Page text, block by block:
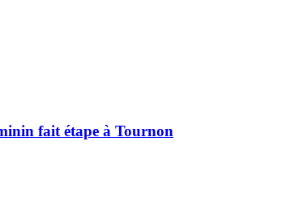
fait étape à Tournon